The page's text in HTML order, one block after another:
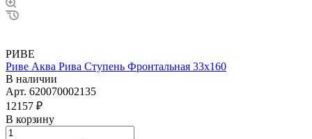
РИВЕ
Риве Аква Рива Ступень Фронтальная 33х160
В наличии
Арт. 620070002135
12157 ₽
В корзину